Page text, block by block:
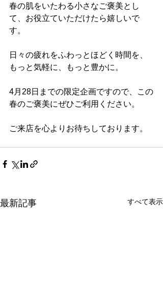
春の肌をいたわる小さなご褒美とし
て、お役立ていただけたら嬉しいで
す。
日々の疲れをふわっとほどく時間を、
もっと気軽に、もっと豊かに。
4月28日までの限定企画ですので、この
春のご褒美にぜひご利用ください。
ご来店を心よりお待ちしております。
最新記事 すべて表示